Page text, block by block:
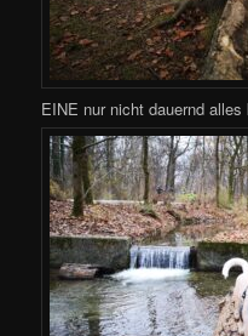
EINE nur nicht dauernd alles